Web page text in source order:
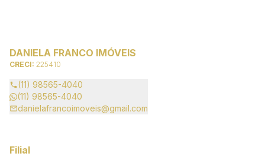
DANIELA FRANCO IMÓVEIS
CRECI: 225410
(11) 98565-4040
(11) 98565-4040
danielafrancoimoveis@gmail.com
Filial